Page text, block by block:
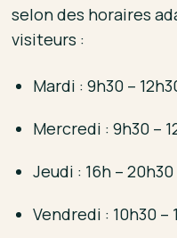
selon des horaires
visiteurs :
Mardi : 9h30 –
Mercredi : 9h30 –
Jeudi : 16h – 20h30
Vendredi : 10h30 –